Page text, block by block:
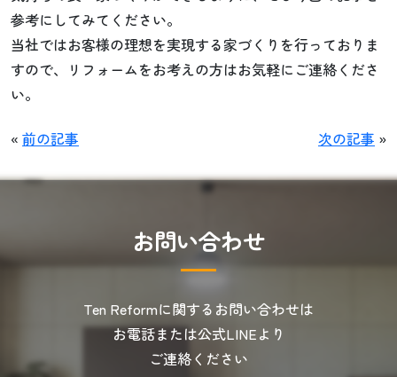
参考にしてみてください。
当社ではお客様の理想を実現する家づくりを行っておりま
すので、リフォームをお考えの方はお気軽にご連絡くださ
い。
« 前の記事 次の記事 »
お問い合わせ
Ten Reformに関するお問い合わせは
お電話または公式LINEより
ご連絡ください